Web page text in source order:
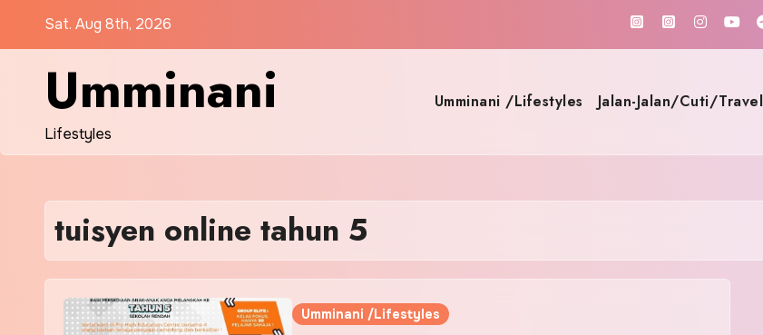
Sat. Aug 8th, 2026
Umminani
Lifestyles
Umminani /Lifestyles Jalan-Jalan/Cuti/Travel
tuisyen online tahun 5
Umminani /Lifestyles